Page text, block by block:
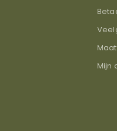
Mijn